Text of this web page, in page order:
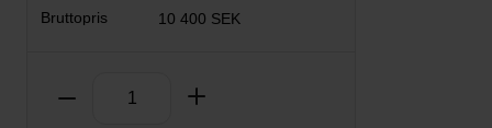
10 400 SEK
Ta bort